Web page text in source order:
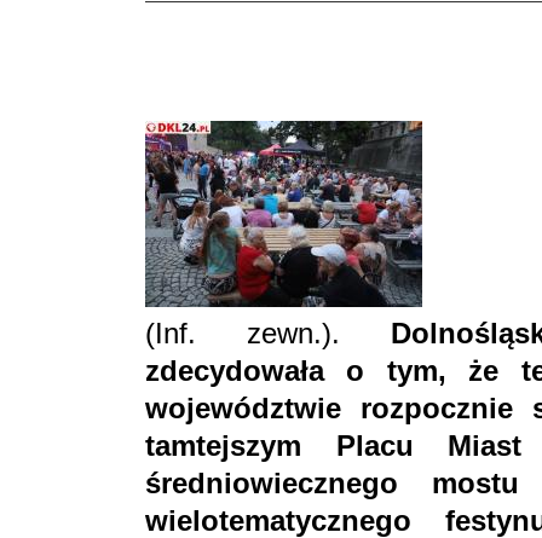
(Inf. zewn.).
zdecydowała o tym, że
województwie rozpocznie
tamtejszym Placu
średniowiecznego
wielotematycznego